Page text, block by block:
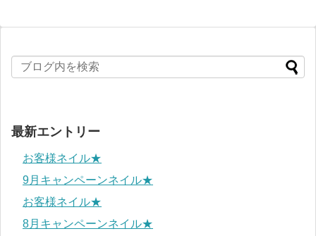
最新エントリー
お客様ネイル★
9月キャンペーンネイル★
お客様ネイル★
8月キャンペーンネイル★